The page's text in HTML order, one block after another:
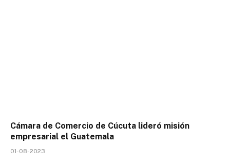
Cámara de Comercio de Cúcuta lideró misión
empresarial el Guatemala
01-08-2023